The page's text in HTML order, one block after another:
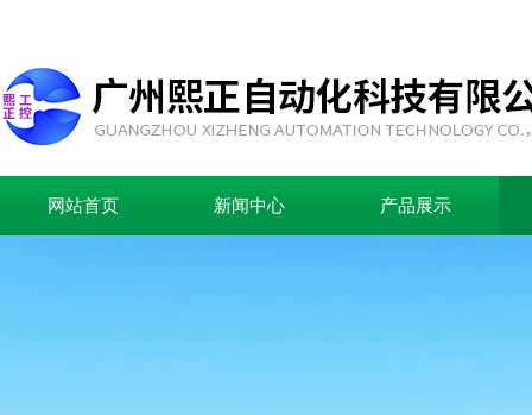
网站首页 新闻中心 产品展示